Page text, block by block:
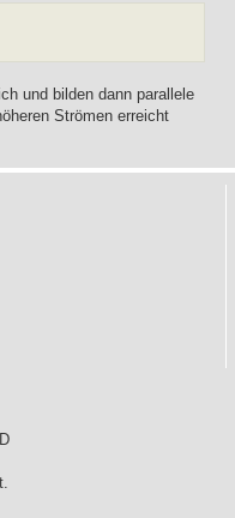
und bilden dann parallele
Strömen erreicht